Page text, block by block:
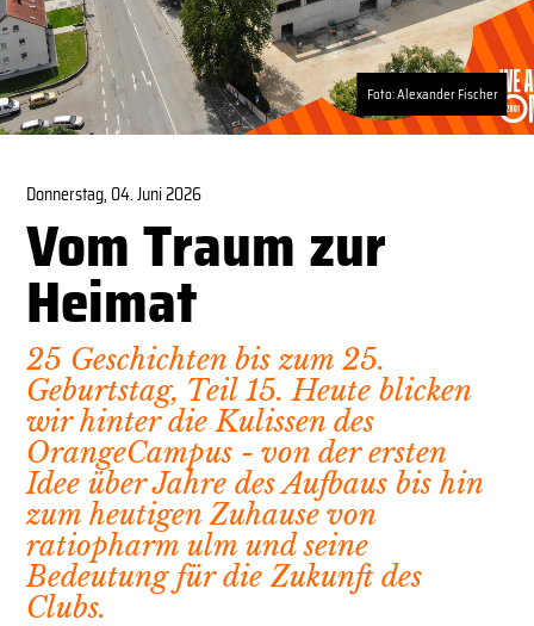
Foto: Alexander Fischer
Donnerstag, 04. Juni 2026
Vom Traum zur
Heimat
25 Geschichten bis zum 25.
Geburtstag, Teil 15. Heute blicken
wir hinter die Kulissen des
OrangeCampus - von der ersten
Idee über Jahre des Aufbaus bis hin
zum heutigen Zuhause von
ratiopharm ulm und seine
Bedeutung für die Zukunft des
Clubs.